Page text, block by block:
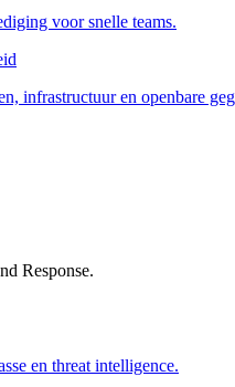
voor snelle teams.
infrastructuur en openbare
Response.
en threat intelligence.